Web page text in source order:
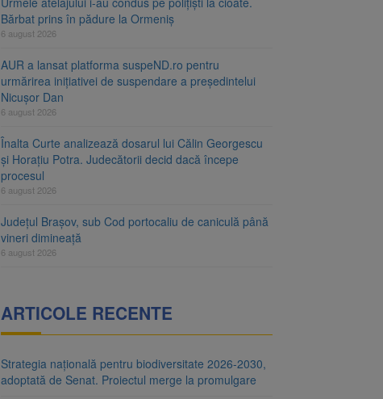
Bărbat prins în pădure la Ormeniș
6 august 2026
AUR a lansat platforma suspeND.ro pentru
urmărirea inițiativei de suspendare a președintelui
Nicușor Dan
6 august 2026
Înalta Curte analizează dosarul lui Călin Georgescu
și Horațiu Potra. Judecătorii decid dacă începe
procesul
6 august 2026
Județul Brașov, sub Cod portocaliu de caniculă până
vineri dimineață
6 august 2026
ARTICOLE RECENTE
Strategia națională pentru biodiversitate 2026-2030,
adoptată de Senat. Proiectul merge la promulgare